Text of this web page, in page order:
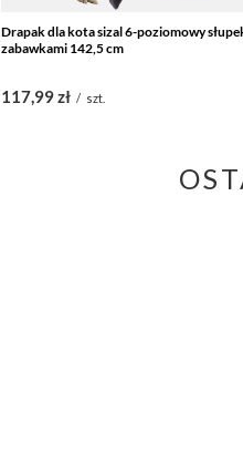
Drapak dla kota sizal 6-poziomowy
zabawkami 142,5 cm
117,99 zł / szt.